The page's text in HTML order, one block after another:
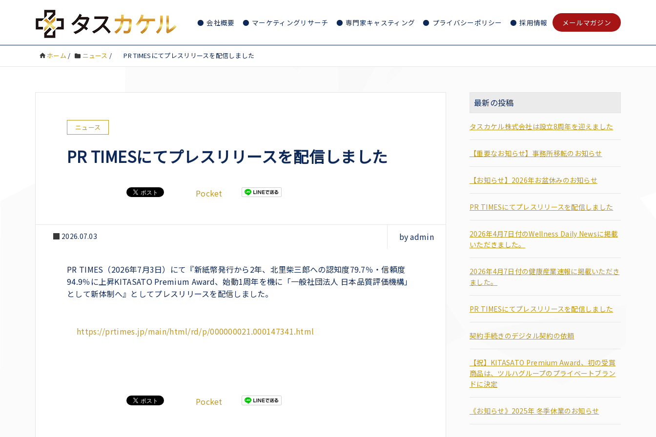
会社概要 マーケティングリサーチ 専門家キャスティング プライバシーポリシー 採用情報 メールマガジン
ホーム / ニュース / PR TIMESにてプレスリリースを配信しました
ニュース
PR TIMESにてプレスリリースを配信しました
Pocket
2026.07.03 by admin
PR TIMES（2026年7月3日）にて『新紙幣発行から2年、北里柴三郎への認知度79.7％・信頼度
94.9％に上昇KITASATO Premium Award、始動1周年を機に「一般社団法人 日本品質評価機構」
として新体制へ』としてプレスリリースを配信しました。
https://prtimes.jp/main/html/rd/p/000000021.000147341.html
Pocket
最新の投稿
タスカケル株式会社は設立8周年を迎えました
【重要なお知らせ】事務所移転のお知らせ
【お知らせ】2026年お盆休みのお知らせ
PR TIMESにてプレスリリースを配信しました
2026年4月7日付のWellness Daily Newsに掲載
いただきました。
2026年4月7日付の健康産業速報に掲載いただき
ました。
PR TIMESにてプレスリリースを配信しました
契約手続きのデジタル契約の依頼
【祝】KITASATO Premium Award、初の受賞
商品は、ツルハグループのプライベートブラン
ドに決定
《お知らせ》2025年 冬季休業のお知らせ